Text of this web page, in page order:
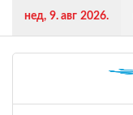
нед, 9. авг 2026.